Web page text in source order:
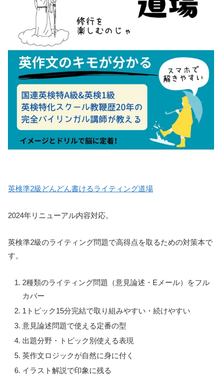
英検準2級どんどん書けるライティング道場
2024年リニューアル内容対応。
英検準2級のライティング問題で高得点を取るための対策本で
す。
2種類のライティング問題（意見論述・Eメール）をフル
カバー
1トピック15分完結で取り組みやすい・続けやすい
意見論述問題で使える定番の型
出題分野・トピック別使える表現
英作文ロジックが自然に身に付く
イラスト解説で印象に残る